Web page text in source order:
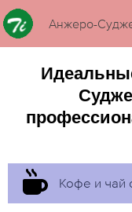
Анжеро-
Кофе и